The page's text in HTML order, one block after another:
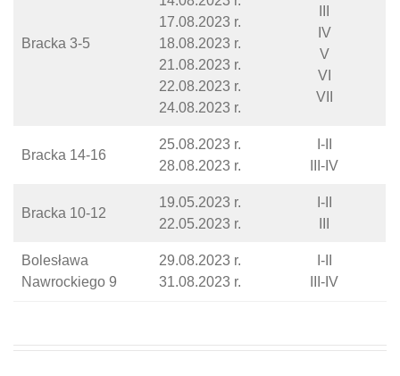
Bracka 3-5
17.08.2023 r.
18.08.2023 r.
21.08.2023 r.
22.08.2023 r.
24.08.2023 r.
IV
V
VI
VII
Bracka 14-16
25.08.2023 r.
28.08.2023 r.
I-II
III-IV
Bracka 10-12
19.05.2023 r.
22.05.2023 r.
I-II
Bolesława
Nawrockiego 9
29.08.2023 r.
31.08.2023 r.
I-II
III-IV